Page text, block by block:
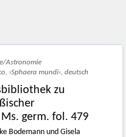
Astronomie
›Sphaera mundi‹, deutsch
zu
germ. fol. 479
Bodemann und Gisela